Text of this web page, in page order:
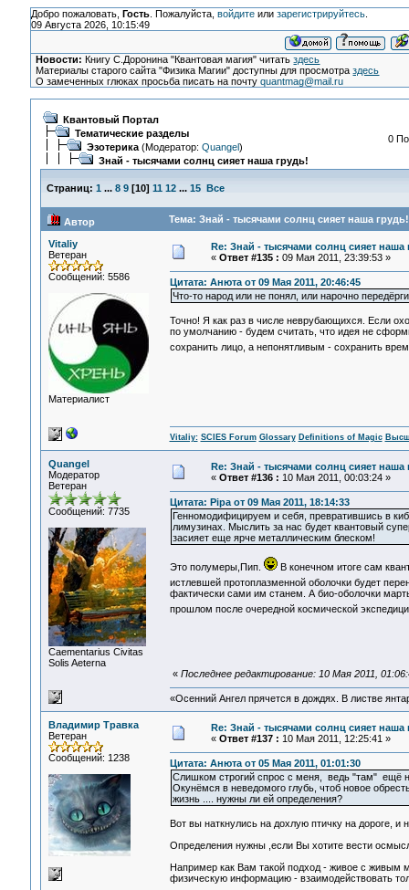
Добро пожаловать, Гость. Пожалуйста, войдитеили зарегистрируйтесь.
09 Августа 2026, 10:15:49
Новости: Книгу С.Доронина "Квантовая магия" читатьздесь
Материалы старого сайта "Физика Магии" доступны для просмотраздесь
О замеченных глюках просьба писать на почтуquantmag@mail.ru
Квантовый Портал
Тематические разделы
Эзотерика(Модератор: Quangel)
Знай - тысячами солнц сияет наша грудь!
0
Страниц: 1 ... 8 9[10] 11 12 ... 15 Все
Автор Тема: Знай - тысячами солнц сияет наша
Vitaliy
Ветеран
Сообщений: 5586
Материалист
Re: Знай - тысячами солнц сияет наша
« Ответ #135 : 09 Мая 2011, 23:39:53 »
Цитата: Анюта от 09 Мая 2011, 20:46:45
Что-то народ или не понял, или нарочно
Точно! Я как раз в числе неврубающихся. Если
по умолчанию - будем считать, что идея не
сохранить лицо, а непонятливым - сохранить
Vitaliy: SCIES Forum Glossary Definitions of Magic
Quangel
Модератор
Ветеран
Сообщений: 7735
Сaementarius Civitas
Solis Aeterna
Re: Знай - тысячами солнц сияет наша
« Ответ #136 : 10 Мая 2011, 00:03:24 »
Цитата: Pipa от 09 Мая 2011, 18:14:33
Генномодифицируем и себя, превратившись в
лимузинах. Мыслить за нас будет квантовый
засияет еще ярче металлическим блеском!
Это полумеры,Пип.
В конечном итоге сам
истлевшей протоплазменной оболочки будет
фактически сами им станем. А био-оболочки
прошлом после очередной космической
« Последнее редактирование: 10 Мая 2011,
«Осенний Ангел прячется в дождях. В листве
Владимир Травка
Ветеран
Сообщений: 1238
Re: Знай - тысячами солнц сияет наша
« Ответ #137 : 10 Мая 2011, 12:25:41 »
Цитата: Анюта от 05 Мая 2011, 01:01:30
Слишком строгий спрос с меня, ведь "там" ещё
Окунёмся в неведомого глубь, чтоб новое
жизнь .... нужны ли ей определения?
Вот вы наткнулись на дохлую птичку на дороге,
Определения нужны ,если Вы хотите вести
Например как Вам такой подход - живое с живым
физическую информацию - взаимодействовать